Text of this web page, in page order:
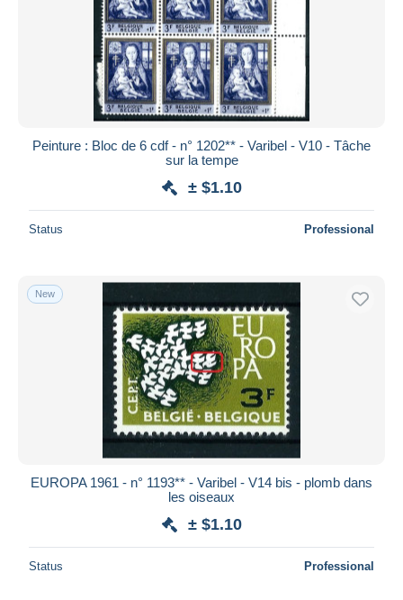
Peinture : Bloc de 6 cdf - n° 1202** - Varibel - V10 - Tâche
sur la tempe
± $1.10
Status Professional
New
EUROPA 1961 - n° 1193** - Varibel - V14 bis - plomb dans
les oiseaux
± $1.10
Status Professional